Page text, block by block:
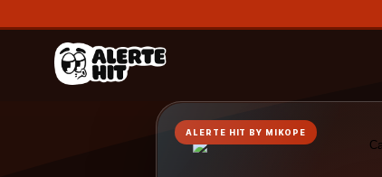
ALERTE HIT BY MIKOPE